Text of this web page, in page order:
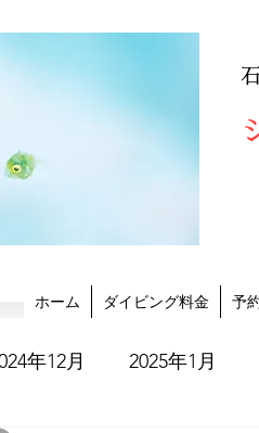
ホーム ダイビング料金 予
年12月 2025年1月